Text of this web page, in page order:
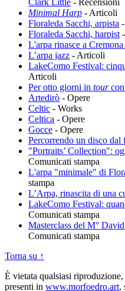
Minimal Harp - Articoli
Floraleda Sacchi, arpista -
Floraleda Sacchi, harpist -
L'arpa rinasce a
L’arpa jazz - Articoli
LakeComo Festival:
Articoli
Per otto giorni in tourcon
Artedirò - Opere
Celtic - Works
Celtica - Opere
Gocce - Opere
Percorrendo un disco dal
"Portraits’ Collection":
Comunicati stampa
L'arpa "minimale" di
stampa
L’Arpa, rinascita di una
LakeComo Festival:
Comunicati stampa
Masterclass del M°
Comunicati stampa
Torna su ↑
È vietata qualsiasi
presenti in www.morfoedro.art,